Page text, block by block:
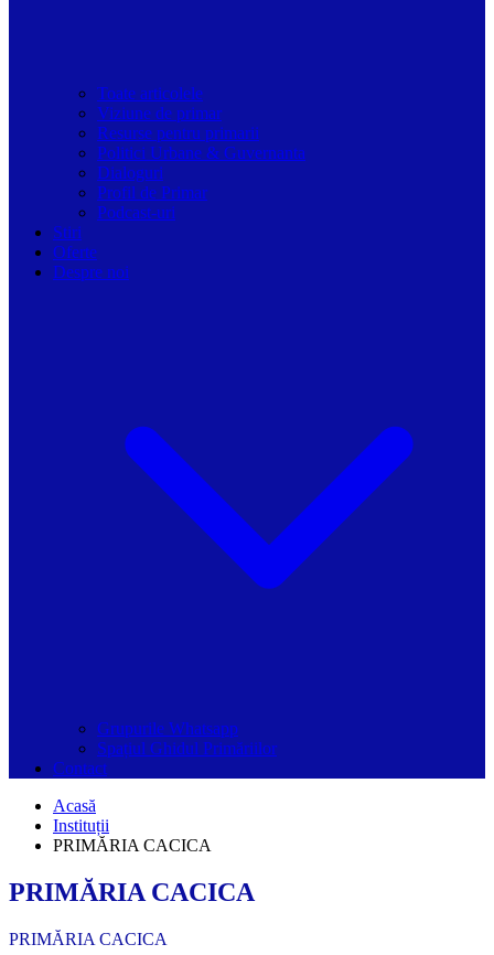
Toate articolele
Viziune de primar
Resurse pentru primarii
Politici Urbane & Guvernanta
Dialoguri
Profil de Primar
Podcast-uri
Stiri
Oferte
Despre noi
Grupurile Whatsapp
Spațiul Ghidul Primăriilor
Contact
Acasă
Instituții
PRIMĂRIA CACICA
PRIMĂRIA CACICA
PRIMĂRIA CACICA